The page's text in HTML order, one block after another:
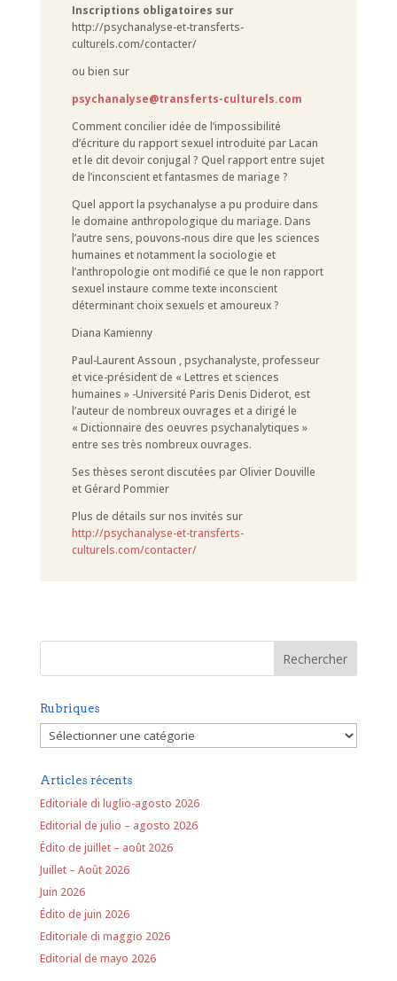
Inscriptions obligatoires sur
http://psychanalyse-et-transferts-
culturels.com/contacter/
ou bien sur
psychanalyse@transferts-culturels.com
Comment concilier idée de l’impossibilité
d’écriture du rapport sexuel introduite par Lacan
et le dit devoir conjugal ? Quel rapport entre sujet
de l’inconscient et fantasmes de mariage ?
Quel apport la psychanalyse a pu produire dans
le domaine anthropologique du mariage. Dans
l’autre sens, pouvons-nous dire que les sciences
humaines et notamment la sociologie et
l’anthropologie ont modifié ce que le non rapport
sexuel instaure comme texte inconscient
déterminant choix sexuels et amoureux ?
Diana Kamienny
Paul-Laurent Assoun , psychanalyste, professeur
et vice-président de « Lettres et sciences
humaines » -Université Paris Denis Diderot, est
l’auteur de nombreux ouvrages et a dirigé le
« Dictionnaire des oeuvres psychanalytiques »
entre ses très nombreux ouvrages.
Ses thèses seront discutées par Olivier Douville
et Gérard Pommier
Plus de détails sur nos invités sur
http://psychanalyse-et-transferts-
culturels.com/contacter/
Rubriques
Rubriques
Articles récents
Editoriale di luglio-agosto 2026
Editorial de julio – agosto 2026
Édito de juillet – août 2026
Juillet – Août 2026
Juin 2026
Édito de juin 2026
Editoriale di maggio 2026
Editorial de mayo 2026